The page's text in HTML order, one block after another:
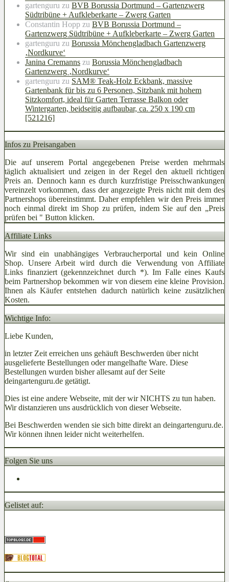
gartenguru zu BVB Borussia Dortmund – Gartenzwerg
Südtribüne + Aufkleberkarte – Zwerg Garten
Constantin Hopp zu BVB Borussia Dortmund –
Gartenzwerg Südtribüne + Aufkleberkarte – Zwerg Garten
gartenguru zu Borussia Mönchengladbach Gartenzwerg
‚Nordkurve‘
Janina Cremanns zu Borussia Mönchengladbach
Gartenzwerg ‚Nordkurve‘
gartenguru zu SAM® Teak-Holz Eckbank, massive
Gartenbank für bis zu 6 Personen, Sitzbank mit hohem
Sitzkomfort, ideal für Garten Terrasse Balkon oder
Wintergarten, beidseitig aufbaubar, ca. 250 x 190 cm
[521216]
Infos zu Preisangaben
Die auf unserem Portal angegebenen Preise werden mehrmals
täglich aktualisiert und zeigen in der Regel den aktuell richtigen
Preis an. Dennoch kann es durch kurzfristige Preisschwankungen
vereinzelt vorkommen, dass der angezeigte Preis nicht mit dem des
Partnershops übereinstimmt. Daher empfehlen wir den Preis immer
noch einmal direkt im Shop zu prüfen, indem Sie auf den „Preis
prüfen bei " Button klicken.
Affiliate Links
Wir sind ein unabhängiges Verbraucherportal und kein Online
Shop. Unsere Arbeit wird durch die Verwendung von Affiliate
Links finanziert (gekennzeichnet durch *). Im Falle eines Kaufs
beim Partnershop bekommen wir von diesem eine kleine Provision.
Ihnen als Käufer entstehen dadurch natürlich keine zusätzlichen
Kosten.
Wichtige Info:
Liebe Kunden,
in letzter Zeit erreichen uns gehäuft Beschwerden über nicht
ausgelieferte Bestellungen oder mangelhafte Ware. Diese
Bestellungen wurden bisher allesamt auf der Seite
deingartenguru.de getätigt.
Dies ist eine andere Webseite, mit der wir NICHTS zu tun haben.
Wir distanzieren uns ausdrücklich von dieser Webseite.
Bei Beschwerden wenden sie sich bitte direkt an deingartenguru.de.
Wir können ihnen leider nicht weiterhelfen.
Folgen Sie uns
Gelistet auf: